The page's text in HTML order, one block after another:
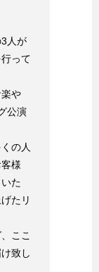
人が
って
や
公演
の人
様
た
たリ
ここ
致し